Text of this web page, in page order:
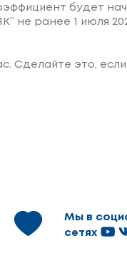
будет
не ранее 1 июля
Сделайте это,
Мы в
сетях